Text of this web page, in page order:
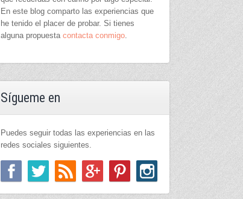
En este blog comparto las experiencias que
he tenido el placer de probar. Si tienes
alguna propuesta contacta conmigo
Sígueme en
Puedes seguir todas las experiencias en las
redes sociales siguientes.